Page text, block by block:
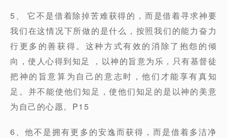
5、 它不是借着除掉苦难获得的，而是借着寻求神要
我们在这情况下所做的是什么，按照我们的能力奋力
行更多的善获得。这种方式有效的消除了抱怨的倾
向，使人心得到知足 ，以神的旨意为乐，只有基督徒
把神的旨意算为自己的意志时，他们才能享有真知
足。并不能使他们知足，使他们知足的是以神的美意
为自己的心愿。P15
6、他不是拥有更多的安逸而获得，而是借着多洁净